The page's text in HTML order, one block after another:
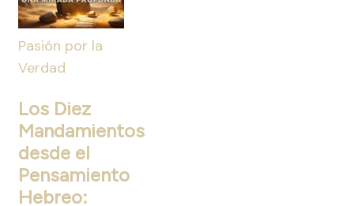
Pasión por la
Verdad
Los Diez
Mandamientos
desde el
Pensamiento
Hebreo: